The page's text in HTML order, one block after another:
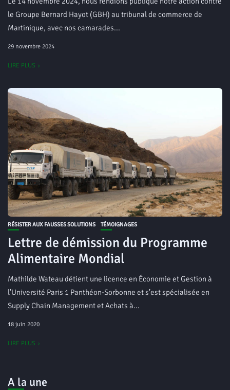
le Groupe Bernard Hayot (GBH) au tribunal de commerce de
Martinique, avec nos camarades...
29 novembre 2024
LIRE PLUS
RÉSISTER AUX FAUSSES SOLUTIONS TÉMOIGNAGES
Lettre de démission du Programme
Alimentaire Mondial
Mathilde Wateau détient une licence en Économie et Gestion à
l’Université Paris 1 Panthéon-Sorbonne et s’est spécialisée en
Supply Chain Management et Achats à...
18 juin 2020
LIRE PLUS
A la une